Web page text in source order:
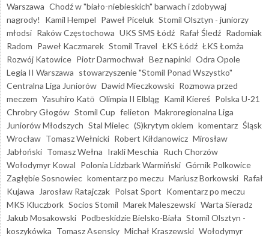
Warszawa Chodź w "biało-niebieskich" barwach i zdobywaj
nagrody!
Kamil Hempel Paweł Piceluk Stomil Olsztyn - juniorzy
młodsi Raków Częstochowa UKS SMS Łódź Rafał Śledź Radomiak
Radom Paweł Kaczmarek Stomil Travel ŁKS Łódź ŁKS Łomża
Rozwój Katowice Piotr Darmochwał Bez napinki Odra Opole
Legia II Warszawa stowarzyszenie "Stomil Ponad Wszystko"
Centralna Liga Juniorów Dawid Mieczkowski Rozmowa przed
meczem Yasuhiro Katō Olimpia II Elbląg Kamil Kiereś Polska U-21
Chrobry Głogów Stomil Cup felieton Makroregionalna Liga
Juniorów Młodszych Stal Mielec (S)krytym okiem komentarz Śląsk
Wrocław Tomasz Wełnicki Robert Kiłdanowicz Mirosław
Jabłoński Tomasz Wełna Irakli Meschia Ruch Chorzów
Wołodymyr Kowal Polonia Lidzbark Warmiński Górnik Polkowice
Zagłębie Sosnowiec komentarz po meczu Mariusz Borkowski Rafał
Kujawa
Jarosław Ratajczak Polsat Sport Komentarz po meczu
MKS Kluczbork Socios Stomil Marek Maleszewski Warta Sieradz
Jakub Mosakowski Podbeskidzie Bielsko-Biała Stomil Olsztyn -
koszykówka Tomasz Asensky Michał Kraszewski Wołodymyr